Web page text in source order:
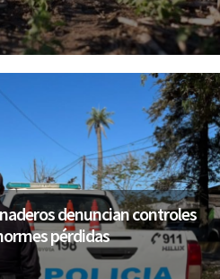
denuncian controles
pérdidas